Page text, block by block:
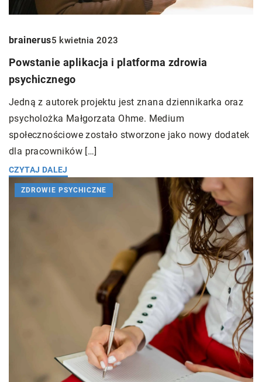
brainerus5 kwietnia 2023
Powstanie aplikacja i platforma zdrowia
psychicznego
Jedną z autorek projektu jest znana dziennikarka oraz
psycholożka Małgorzata Ohme. Medium
społecznościowe zostało stworzone jako nowy dodatek
dla pracowników […]
CZYTAJ DALEJ
ZDROWIE PSYCHICZNE